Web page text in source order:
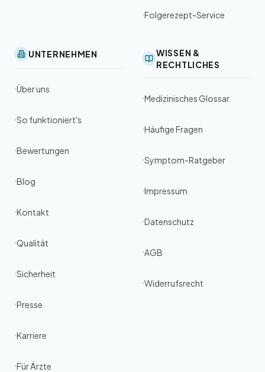
Folgerezept-Service
UNTERNEHMEN
Über uns
So funktioniert's
Bewertungen
Blog
Kontakt
Qualität
Sicherheit
Presse
Karriere
Für Ärzte
WISSEN &
RECHTLICHES
Medizinisches Glossar
Häufige Fragen
Symptom-Ratgeber
Impressum
Datenschutz
AGB
Widerrufsrecht